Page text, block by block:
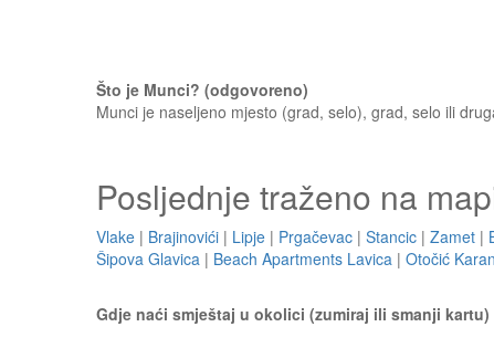
Što je Munci? (odgovoreno)
Munci je naseljeno mjesto (grad, selo), grad, selo ili
Posljednje traženo na
Vlake | Brajinovići | Lipje | Prgačevac | Stancic | Zamet |
Šipova Glavica | Beach Apartments Lavica | Otočić
Gdje naći smještaj u okolici (zumiraj ili smanji kartu)